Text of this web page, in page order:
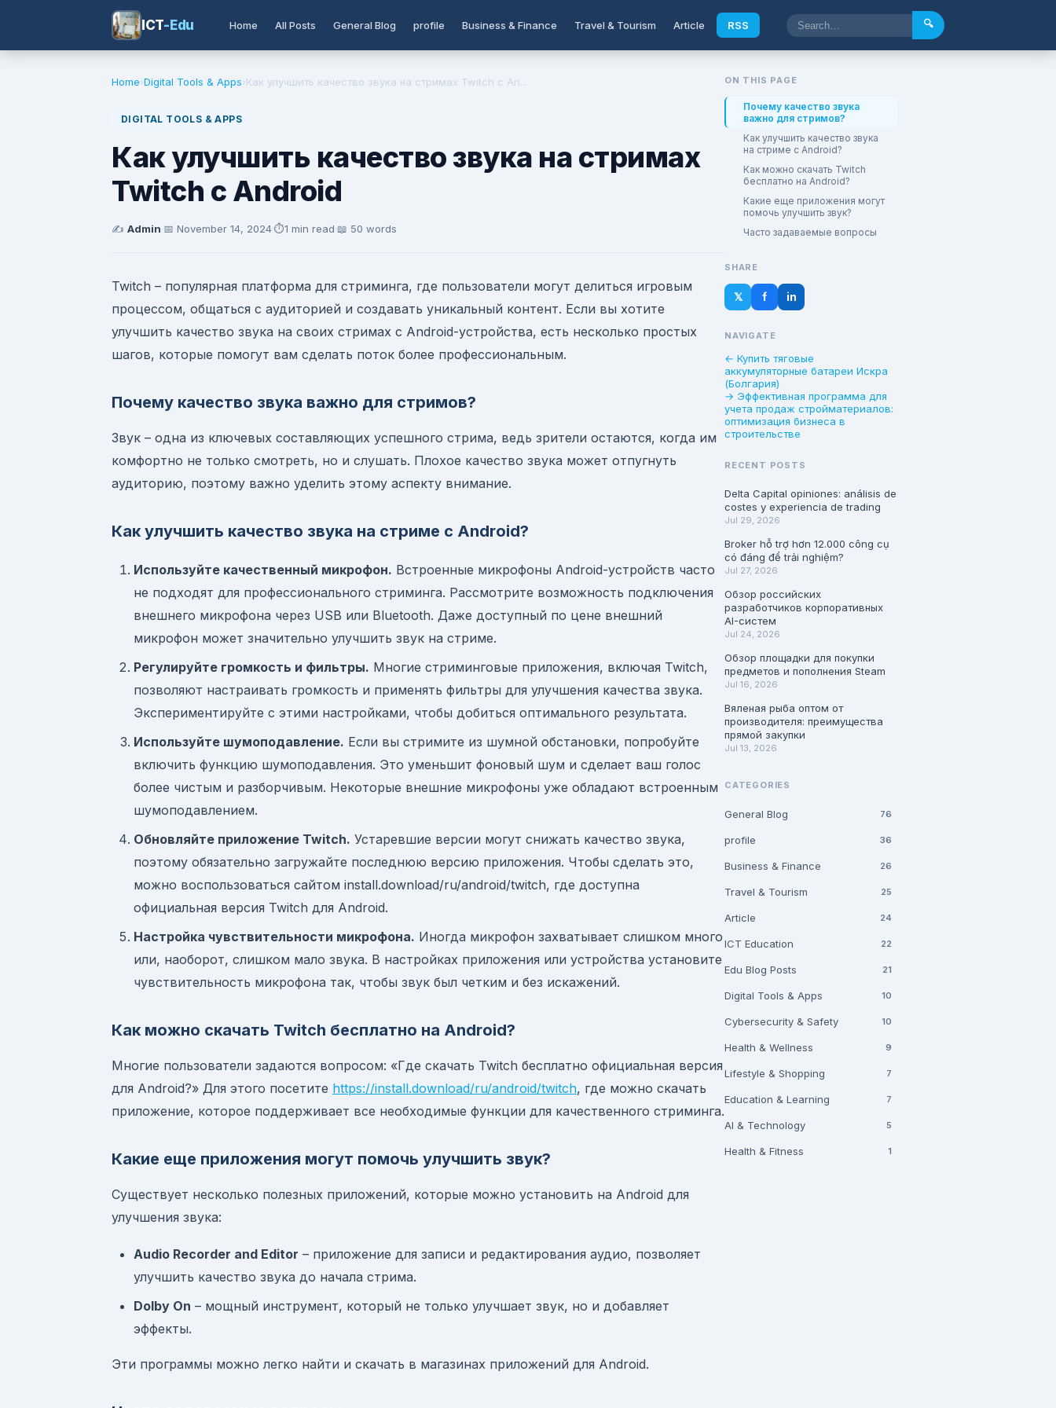
ICT-Edu Home All Posts General Blog profile Business & Finance Travel & Tourism Article RSS 🔍
Home›Digital Tools & Apps›Как улучшить качество звука на стримах Twitch с An...
DIGITAL TOOLS & APPS
Как улучшить качество звука на стримах
Twitch с Android
✍️ Admin·📅 November 14, 2024·⏱️1 min read·📖 50 words
Twitch – популярная платформа для стриминга, где пользователи могут делиться игровым
процессом, общаться с аудиторией и создавать уникальный контент. Если вы хотите
улучшить качество звука на своих стримах с Android-устройства, есть несколько простых
шагов, которые помогут вам сделать поток более профессиональным.
Почему качество звука важно для стримов?
Звук – одна из ключевых составляющих успешного стрима, ведь зрители остаются, когда им
комфортно не только смотреть, но и слушать. Плохое качество звука может отпугнуть
аудиторию, поэтому важно уделить этому аспекту внимание.
Как улучшить качество звука на стриме с Android?
Используйте качественный микрофон. Встроенные микрофоны Android-устройств часто
не подходят для профессионального стриминга. Рассмотрите возможность подключения
внешнего микрофона через USB или Bluetooth. Даже доступный по цене внешний
микрофон может значительно улучшить звук на стриме.
Регулируйте громкость и фильтры. Многие стриминговые приложения, включая Twitch,
позволяют настраивать громкость и применять фильтры для улучшения качества звука.
Экспериментируйте с этими настройками, чтобы добиться оптимального результата.
Используйте шумоподавление. Если вы стримите из шумной обстановки, попробуйте
включить функцию шумоподавления. Это уменьшит фоновый шум и сделает ваш голос
более чистым и разборчивым. Некоторые внешние микрофоны уже обладают встроенным
шумоподавлением.
Обновляйте приложение Twitch. Устаревшие версии могут снижать качество звука,
поэтому обязательно загружайте последнюю версию приложения. Чтобы сделать это,
можно воспользоваться сайтом install.download/ru/android/twitch, где доступна
официальная версия Twitch для Android.
Настройка чувствительности микрофона. Иногда микрофон захватывает слишком много
или, наоборот, слишком мало звука. В настройках приложения или устройства установите
чувствительность микрофона так, чтобы звук был четким и без искажений.
Как можно скачать Twitch бесплатно на Android?
Многие пользователи задаются вопросом: «Где скачать Twitch бесплатно официальная версия
для Android?» Для этого посетите https://install.download/ru/android/twitch, где можно скачать
приложение, которое поддерживает все необходимые функции для качественного стриминга.
Какие еще приложения могут помочь улучшить звук?
Существует несколько полезных приложений, которые можно установить на Android для
улучшения звука:
Audio Recorder and Editor – приложение для записи и редактирования аудио, позволяет
улучшить качество звука до начала стрима.
Dolby On – мощный инструмент, который не только улучшает звук, но и добавляет
эффекты.
Эти программы можно легко найти и скачать в магазинах приложений для Android.
ON THIS PAGE
Почему качество звука
важно для стримов?
Как улучшить качество звука
на стриме с Android?
Как можно скачать Twitch
бесплатно на Android?
Какие еще приложения могут
помочь улучшить звук?
Часто задаваемые вопросы
SHARE
𝕏 f in
NAVIGATE
← Купить тяговые
аккумуляторные батареи Искра
(Болгария)
→ Эффективная программа для
учета продаж стройматериалов:
оптимизация бизнеса в
строительстве
RECENT POSTS
Delta Capital opiniones: análisis de
costes y experiencia de trading
Jul 29, 2026
Broker hỗ trợ hơn 12.000 công cụ
có đáng để trải nghiệm?
Jul 27, 2026
Обзор российских
разработчиков корпоративных
AI-систем
Jul 24, 2026
Обзор площадки для покупки
предметов и пополнения Steam
Jul 16, 2026
Вяленая рыба оптом от
производителя: преимущества
прямой закупки
Jul 13, 2026
CATEGORIES
General Blog 76
profile 36
Business & Finance 26
Travel & Tourism 25
Article 24
ICT Education 22
Edu Blog Posts 21
Digital Tools & Apps 10
Cybersecurity & Safety 10
Health & Wellness 9
Lifestyle & Shopping 7
Education & Learning 7
AI & Technology 5
Health & Fitness 1